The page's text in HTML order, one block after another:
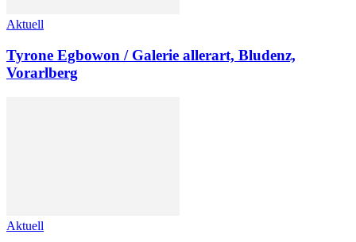
Aktuell
Tyrone Egbowon / Galerie allerart, Bludenz,
Vorarlberg
Aktuell